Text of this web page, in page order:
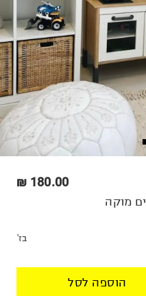
180.00 ₪
מוקה
בז'
הוספה לסל